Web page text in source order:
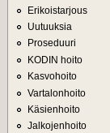
Erikoistarjous
Uutuuksia
Proseduuri
KODIN hoito
Kasvohoito
Vartalonhoito
Käsienhoito
Jalkojenhoito